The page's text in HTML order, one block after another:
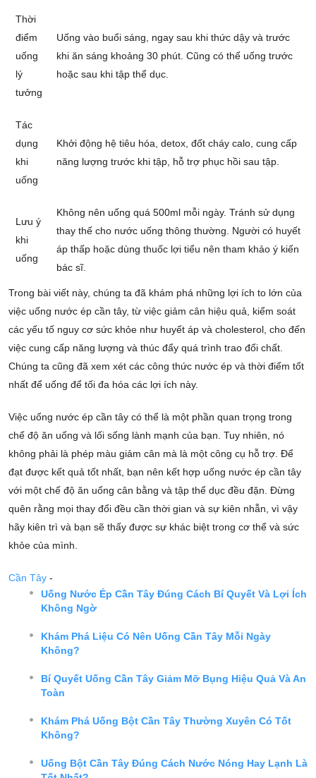
Thời
điểm
uống
lý
tưởng
Uống vào buổi sáng, ngay sau khi thức dậy và trước
khi ăn sáng khoảng 30 phút. Cũng có thể uống trước
hoặc sau khi tập thể dục.
Tác
dụng
khi
uống
Khởi động hệ tiêu hóa, detox, đốt cháy calo, cung cấp
năng lượng trước khi tập, hỗ trợ phục hồi sau tập.
Lưu ý
khi
uống
Không nên uống quá 500ml mỗi ngày. Tránh sử dụng
thay thế cho nước uống thông thường. Người có huyết
áp thấp hoặc dùng thuốc lợi tiểu nên tham khảo ý kiến
bác sĩ.
Trong bài viết này, chúng ta đã khám phá những lợi ích to lớn của
việc uống nước ép cần tây, từ việc giảm cân hiệu quả, kiểm soát
các yếu tố nguy cơ sức khỏe như huyết áp và cholesterol, cho đến
việc cung cấp năng lượng và thúc đẩy quá trình trao đổi chất.
Chúng ta cũng đã xem xét các công thức nước ép và thời điểm tốt
nhất để uống để tối đa hóa các lợi ích này.
Việc uống nước ép cần tây có thể là một phần quan trọng trong
chế độ ăn uống và lối sống lành mạnh của bạn. Tuy nhiên, nó
không phải là phép màu giảm cân mà là một công cụ hỗ trợ. Để
đạt được kết quả tốt nhất, bạn nên kết hợp uống nước ép cần tây
với một chế độ ăn uống cân bằng và tập thể dục đều đặn. Đừng
quên rằng mọi thay đổi đều cần thời gian và sự kiên nhẫn, vì vậy
hãy kiên trì và bạn sẽ thấy được sự khác biệt trong cơ thể và sức
khỏe của mình.
Cần Tây -
Uống Nước Ép Cần Tây Đúng Cách Bí Quyết Và Lợi Ích
Không Ngờ
Khám Phá Liệu Có Nên Uống Cần Tây Mỗi Ngày
Không?
Bí Quyết Uống Cần Tây Giảm Mỡ Bụng Hiệu Quả Và An
Toàn
Khám Phá Uống Bột Cần Tây Thường Xuyên Có Tốt
Không?
Uống Bột Cần Tây Đúng Cách Nước Nóng Hay Lạnh Là